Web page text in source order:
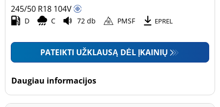
245/50 R18 104V
D C 72 db PMSF EPREL
PATEIKTI UŽKLAUSĄ DĖL ĮKAINIŲ
Daugiau informacijos